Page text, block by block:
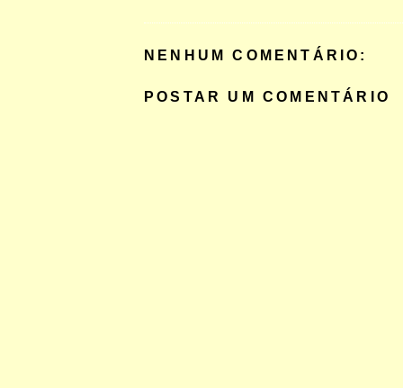
NENHUM COMENTÁRIO:
POSTAR UM COMENTÁRIO